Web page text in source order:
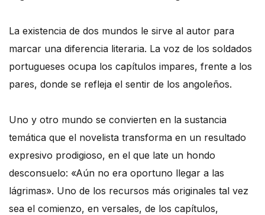
La existencia de dos mundos le sirve al autor para
marcar una diferencia literaria. La voz de los soldados
portugueses ocupa los capítulos impares, frente a los
pares, donde se refleja el sentir de los angoleños.
Uno y otro mundo se convierten en la sustancia
temática que el novelista transforma en un resultado
expresivo prodigioso, en el que late un hondo
desconsuelo: «Aún no era oportuno llegar a las
lágrimas». Uno de los recursos más originales tal vez
sea el comienzo, en versales, de los capítulos,